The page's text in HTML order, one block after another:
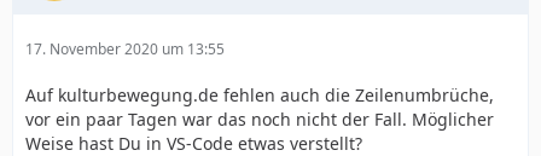
17. November 2020 um 13:55
Auf kulturbewegung.de fehlen auch die Zeilenumbrüche,
vor ein paar Tagen war das noch nicht der Fall. Möglicher
Weise hast Du in VS-Code etwas verstellt?